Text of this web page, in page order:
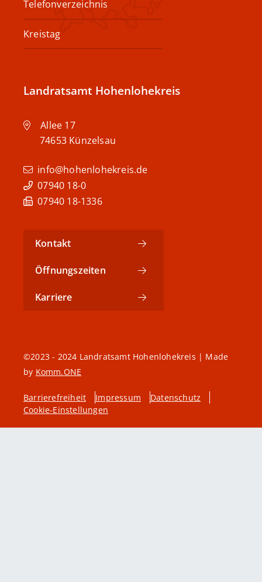
Telefonverzeichnis
Kreistag
Landratsamt Hohenlohekreis
Allee 17
74653 Künzelsau
info@hohenlohekreis.de
07940 18-0
07940 18-1336
Kontakt
Öffnungszeiten
Karriere
©2023 - 2024 Landratsamt Hohenlohekreis | Made
by Komm.ONE
Barrierefreiheit Impressum
Datenschutz
Cookie-Einstellungen